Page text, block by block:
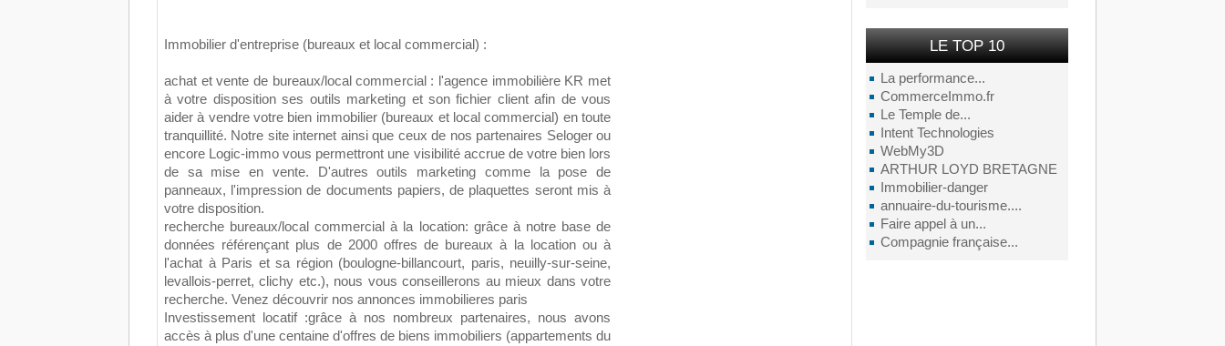
LE TOP 10
La performance...
CommerceImmo.fr
Le Temple de...
Intent Technologies
WebMy3D
ARTHUR LOYD BRETAGNE
Immobilier-danger
annuaire-du-tourisme....
Faire appel à un...
Compagnie française...
Immobilier d'entreprise (bureaux et local commercial) :
achat et vente de bureaux/local commercial : l'agence immobilière KR met
à votre disposition ses outils marketing et son fichier client afin de vous
aider à vendre votre bien immobilier (bureaux et local commercial) en toute
tranquillité. Notre site internet ainsi que ceux de nos partenaires Seloger ou
encore Logic-immo vous permettront une visibilité accrue de votre bien lors
de sa mise en vente. D'autres outils marketing comme la pose de
panneaux, l'impression de documents papiers, de plaquettes seront mis à
votre disposition.
recherche bureaux/local commercial à la location: grâce à notre base de
données référençant plus de 2000 offres de bureaux à la location ou à
l'achat à Paris et sa région (boulogne-billancourt, paris, neuilly-sur-seine,
levallois-perret, clichy etc.), nous vous conseillerons au mieux dans votre
recherche. Venez découvrir nos annonces immobilieres paris
Investissement locatif :grâce à nos nombreux partenaires, nous avons
accès à plus d'une centaine d'offres de biens immobiliers (appartements du